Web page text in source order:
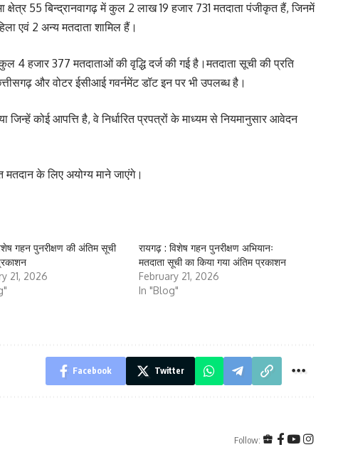
क्षेत्र 55 बिन्द्रानवागढ़ में कुल 2 लाख 19 हजार 731 मतदाता पंजीकृत हैं, जिनमें
एवं 2 अन्य मतदाता शामिल हैं।
4 हजार 377 मतदाताओं की वृद्धि दर्ज की गई है।मतदाता सूची की प्रति
और वोटर ईसीआई गवर्नमेंट डॉट इन पर भी उपलब्ध है।
कोई आपत्ति है, वे निर्धारित प्रपत्रों के माध्यम से नियमानुसार आवेदन
मतदान के लिए अयोग्य माने जाएंगे।
गहन पुनरीक्षण की अंतिम सूची
21, 2026
रायगढ़ : विशेष गहन पुनरीक्षण अभियानः
मतदाता सूची का किया गया अंतिम प्रकाशन
February 21, 2026
In "Blog"
Facebook Twitter
Follow: